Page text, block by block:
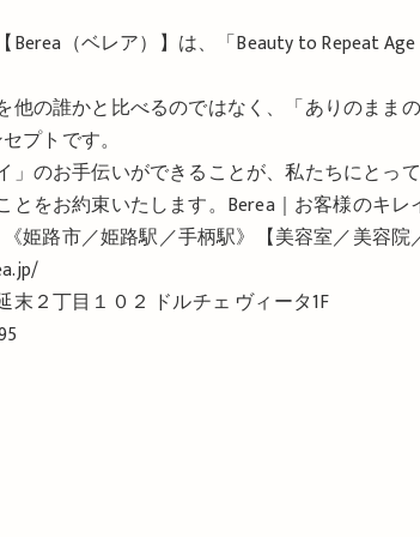
Berea（ベレア）】は、「Beauty to Repeat
他の誰かと比べるのではなく、「ありのまま
プトです。
」のお手伝いができることが、私たちにとっ
とをお約束いたします。Berea｜お客様のキ
姫路市／姫路駅／手柄駅》【美容室／美容院
末２丁目１０２ ドルチェ ヴィータ1F